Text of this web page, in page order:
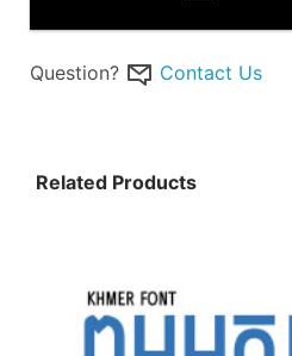
Question? Contact Us
Related Products